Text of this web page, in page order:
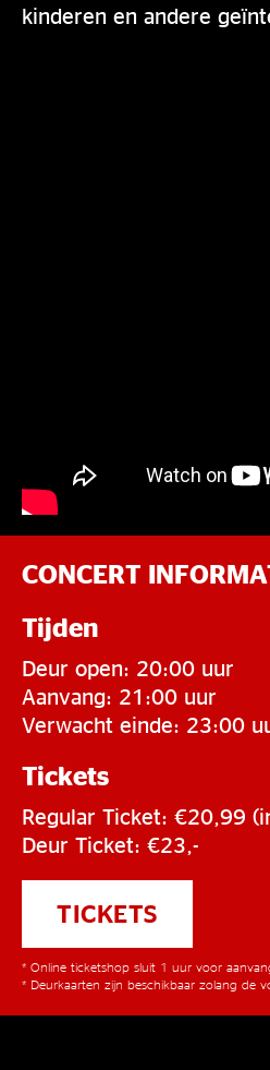
kinderen en andere
CONCERT
Tijden
Deur open: 20:00 uur
Aanvang: 21:00 uur
Verwacht einde: 23:00
Tickets
Regular Ticket: €20,99
Deur Ticket: €23,-
TICKETS
* Online ticketshop sluit 1 uur voor
* Deurkaarten zijn beschikbaar zolang de